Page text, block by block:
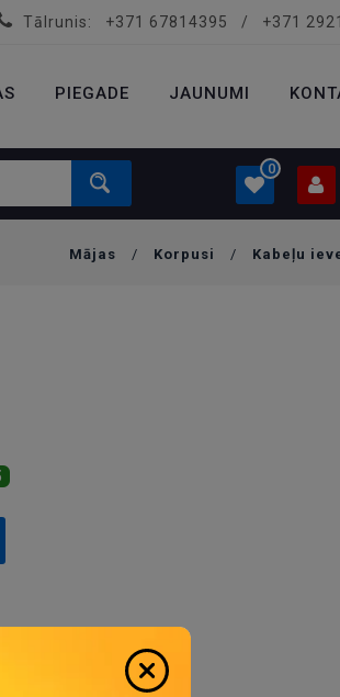
Tālrunis: +371 67814395 / +371
PIEGADE JAUNUMI
0
Ielogoties
Mājas / Korpusi / Kabeļu